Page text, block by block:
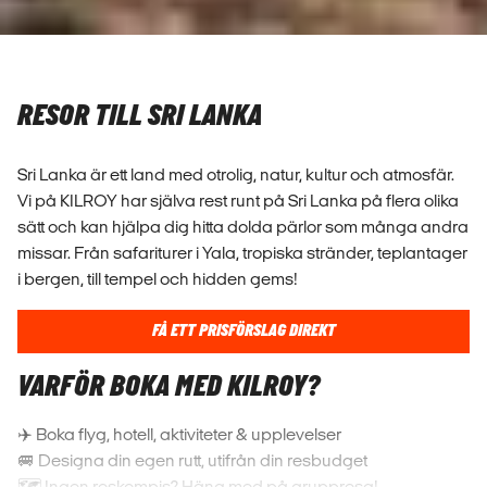
RESOR TILL SRI LANKA
Sri Lanka är ett land med otrolig, natur, kultur och atmosfär.
Vi på KILROY har själva rest runt på Sri Lanka på flera olika
sätt och kan hjälpa dig hitta dolda pärlor som många andra
missar. Från safariturer i Yala, tropiska stränder, teplantager
i bergen, till tempel och hidden gems!
FÅ ETT PRISFÖRSLAG DIREKT
VARFÖR BOKA MED KILROY?
✈️ Boka flyg, hotell, aktiviteter & upplevelser
🚐 Designa din egen rutt, utifrån din resbudget